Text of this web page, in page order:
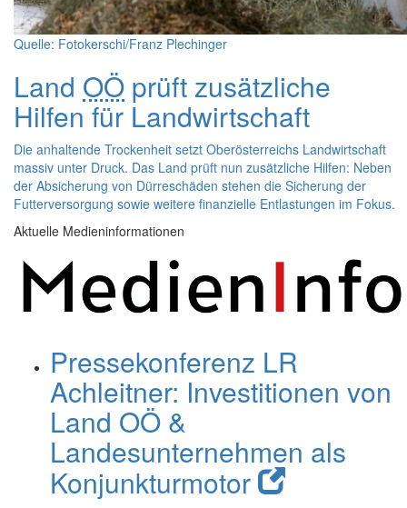
Quelle: Fotokerschi/Franz Plechinger
Land OÖ prüft zusätzliche
Hilfen für Landwirtschaft
Die anhaltende Trockenheit setzt Oberösterreichs Landwirtschaft
massiv unter Druck. Das Land prüft nun zusätzliche Hilfen: Neben
der Absicherung von Dürreschäden stehen die Sicherung der
Futterversorgung sowie weitere finanzielle Entlastungen im Fokus.
Aktuelle Medieninformationen
Pressekonferenz LR
Achleitner: Investitionen von
Land OÖ &
Landesunternehmen als
Konjunkturmotor